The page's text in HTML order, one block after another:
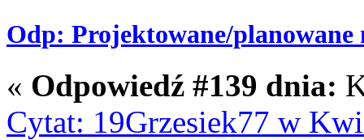
Odp: Projektowane/
« Odpowiedź #139 dnia:
Cytat: 19Grzesiek77 w